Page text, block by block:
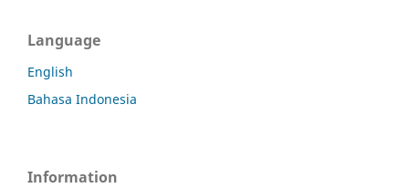
Language
English
Bahasa Indonesia
Information